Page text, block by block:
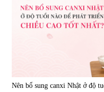
Nên bổ sung canxi Nhật ở độ